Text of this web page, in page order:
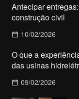
Antecipar
construção civil
10/02/2026
O que a
das usinas
09/02/2026